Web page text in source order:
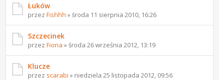
Łuków
przezFishhh » środa 11 sierpnia 2010, 16:26
Szczecinek
przezFiona » środa 26 września 2012, 13:19
Klucze
przez scarabi » niedziela 25 listopada 2012, 09:56